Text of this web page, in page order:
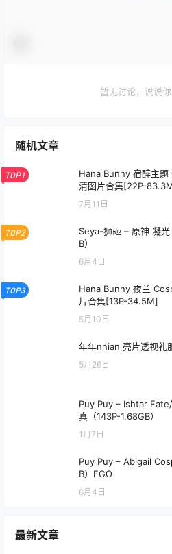
暂无讨论，说说
随机文章
TOP1
Hana Bunny 宿醉主
清图片合集[22P-
7月11日
TOP2
Seya-狮砸 – 原神 凝
B）
6月4日
TOP3
Hana Bunny 夜兰
片合集[13P-34.5M]
5月10日
年年nnian 亮片透视礼
5月26日
Puy Puy – Ishtar
真（143P-1.68GB）
1月7日
Puy Puy – Abigail
B）FGO
6月4日
最新文章